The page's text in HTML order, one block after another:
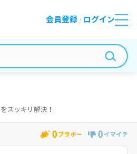
会員登録 / ログイン
スッキリ解決！
0 ブラボー 0 イマイチ